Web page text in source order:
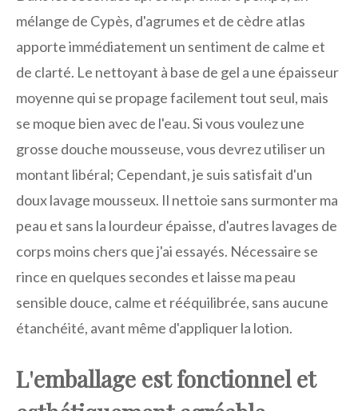
mélange de Cypès, d'agrumes et de cèdre atlas
apporte immédiatement un sentiment de calme et
de clarté. Le nettoyant à base de gel a une épaisseur
moyenne qui se propage facilement tout seul, mais
se moque bien avec de l'eau. Si vous voulez une
grosse douche mousseuse, vous devrez utiliser un
montant libéral; Cependant, je suis satisfait d'un
doux lavage mousseux. Il nettoie sans surmonter ma
peau et sans la lourdeur épaisse, d'autres lavages de
corps moins chers que j'ai essayés. Nécessaire se
rince en quelques secondes et laisse ma peau
sensible douce, calme et rééquilibrée, sans aucune
étanchéité, avant même d'appliquer la lotion.
L'emballage est fonctionnel et